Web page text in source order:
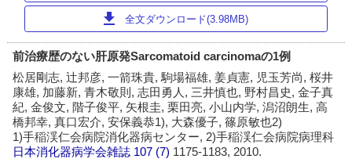
download 全文ダウンロード(3.98MB)
前治療歴のない肝原発Sarcomatoid carcinomaの1例
松居剛志, 辻邦彦, 一箭珠貴, 駒場福雄, 姜貞憲, 児玉芳尚, 桜井
康雄, 加藤新, 青木敬則, 志田勇人, 三井慎也, 野村昌史, 金子真
紀, 金俊文, 階子俊平, 矢根圭, 栗田亮, 小山内学, 潟沼朗生, 高
橋邦幸, 真口宏介, 安保義恭1), 大森優子, 篠原敏也2)
1)手稲渓仁会病院消化器病センター, 2)手稲渓仁会病院病理科
日本消化器病学会雑誌 107 (7) 1175-1183, 2010.